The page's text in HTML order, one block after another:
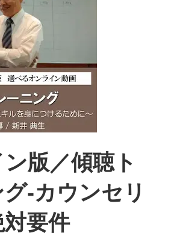
版／傾聴ト
-カウンセリ
要件